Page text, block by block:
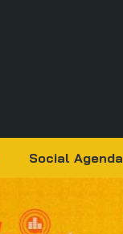
Social Agenda